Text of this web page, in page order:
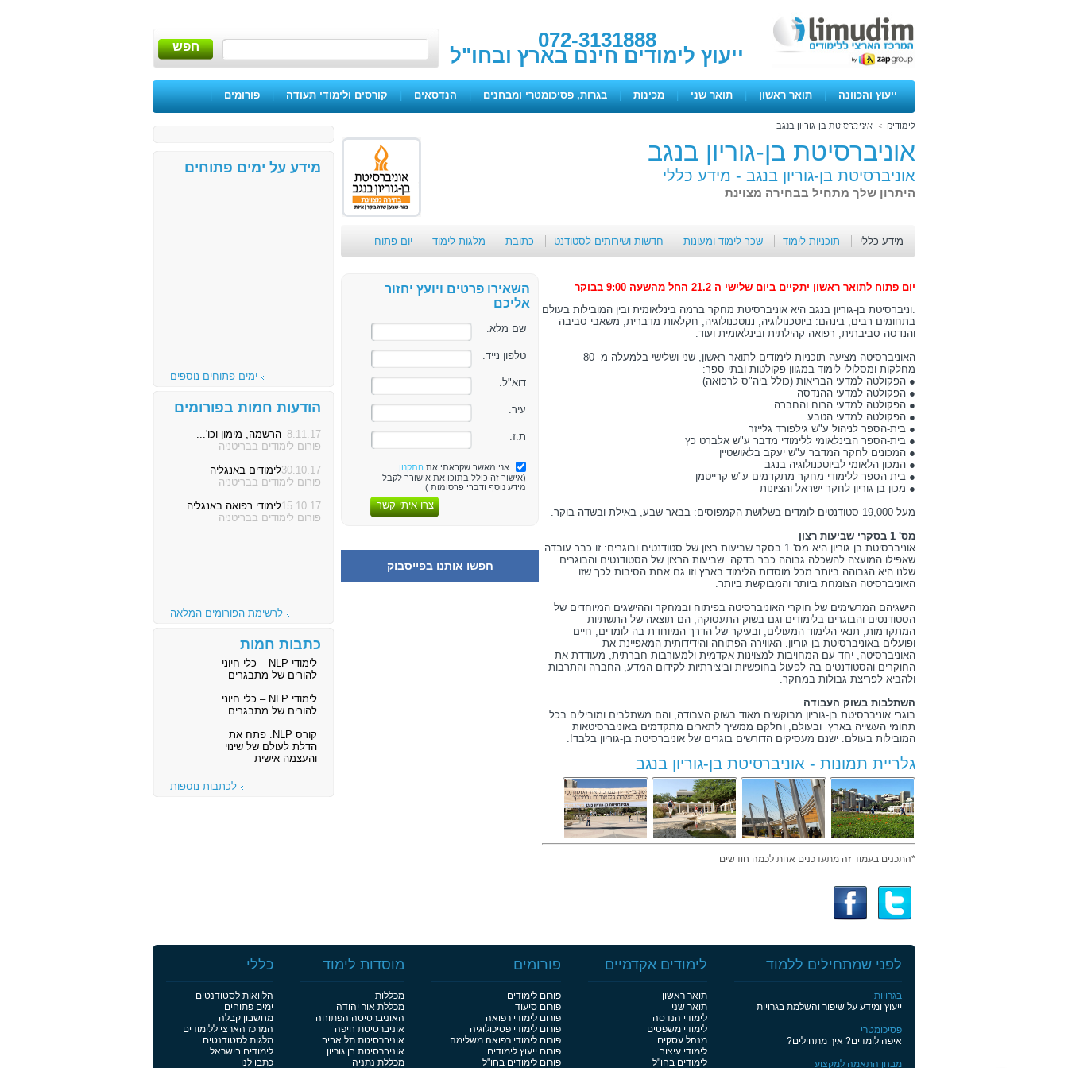
072-3131888
ייעוץ לימודים חינם בארץ ובחו"ל חפש
ייעוץ והכוונה | תואר ראשון | תואר שני | מכינות | בגרות, פסיכומטרי ומבחנים | הנדסאים | קורסים ולימודי תעודה | פורומים |
ימים פתוחיםלימודים > אוניברסיטת בן-גוריון בנגב
אוניברסיטת בן-גוריון בנגב
אוניברסיטת בן-גוריון בנגב - מידע כללי
היתרון שלך מתחיל בבחירה מצוינת
מידע כללי תוכניות לימוד שכר לימוד ומעונות חדשות ושירותים לסטודנט כתובת מלגות לימוד יום פתוח
השאירו פרטים ויועץ יחזור
אליכם
שם מלא:
טלפון נייד:
דוא"ל:
עיר:
ת.ז:
אני מאשר שקראתי את התקנון
(אישור זה כולל בתוכו את אישורך לקבל
מידע נוסף ודברי פרסומות ).
צרו איתי קשר
חפשו אותנו בפייסבוק
יום פתוח לתואר ראשון יתקיים ביום שלישי ה 21.2 החל מהשעה 9:00 בבוקר
.וניברסיטת בן-גוריון בנגב היא אוניברסיטת מחקר ברמה בינלאומית ובין המובילות בעולם
בתחומים רבים, בינהם: ביוטכנולוגיה, ננוטכנולוגיה, חקלאות מדברית, משאבי סביבה
והנדסה סביבתית, רפואה קהילתית ובינלאומית ועוד.
האוניברסיטה מציעה תוכניות לימודים לתואר ראשון, שני ושלישי בלמעלה מ- 80
מחלקות ומסלולי לימוד במגוון פקולטות ובתי ספר:
● הפקולטה למדעי הבריאות (כולל ביה"ס לרפואה)
● הפקולטה למדעי ההנדסה
● הפקולטה למדעי הרוח והחברה
● הפקולטה למדעי הטבע
● בית-הספר לניהול ע"ש גילפורד גלייזר
● בית-הספר הבינלאומי ללימודי מדבר ע"ש אלברט כץ
● המכונים לחקר המדבר ע"ש יעקב בלאושטיין
● המכון הלאומי לביוטכנולוגיה בנגב
● בית הספר ללימודי מחקר מתקדמים ע"ש קרייטמן
● מכון בן-גוריון לחקר ישראל והציונות
מעל 19,000 סטודנטים לומדים בשלושת הקמפוסים: בבאר-שבע, באילת ובשדה בוקר.
מס' 1 בסקרי שביעות רצון
אוניברסיטת בן גוריון היא מס' 1 בסקר שביעות רצון של סטודנטים ובוגרים: זו כבר עובדה
שאפילו המועצה להשכלה גבוהה כבר בדקה. שביעות הרצון של הסטודנטים והבוגרים
שלנו היא הגבוהה ביותר מכל מוסדות הלימוד בארץ וזו גם אחת הסיבות לכך שזו
האוניברסיטה הצומחת ביותר והמבוקשת ביותר.
הישגיהם המרשימים של חוקרי האוניברסיטה בפיתוח ובמחקר וההישגים המיוחדים של
הסטודנטים והבוגרים בלימודים וגם בשוק התעסוקה, הם תוצאה של התשתיות
המתקדמות, תנאי הלימוד המעולים, ובעיקר של הדרך המיוחדת בה לומדים, חיים
ופועלים באוניברסיטת בן-גוריון. האווירה הפתוחה והידידותית המאפיינת את
האוניברסיטה, יחד עם המחויבות למצוינות אקדמית ולמעורבות חברתית, מעודדת את
החוקרים והסטודנטים בה לפעול בחופשיות וביצירתיות לקידום המדע, החברה והתרבות
ולהביא לפריצת גבולות במחקר.
השתלבות בשוק העבודה
בוגרי אוניברסיטת בן-גוריון מבוקשים מאוד בשוק העבודה, והם משתלבים ומובילים בכל
תחומי העשייה בארץ ובעולם, וחלקם ממשיך לתארים מתקדמים באוניברסיטאות
המובילות בעולם. ישנם מעסיקים הדורשים בוגרים של אוניברסיטת בן-גוריון בלבד!.
גלריית תמונות - אוניברסיטת בן-גוריון בנגב
אומנויות לתואר ראשון
תואר כפול למצטיינים - הנדסת מכונות והנדסת חומרים
המסלול לתואר כפול - הנדסה ביורפואית ורפואה
הנדסה כימית לתואר ראשון
הנדסת חומרים לתואר ראשון
הנדסת חשמל ומחשבים לתואר ראשון
הנדסת מערכות מידע לתואר ראשון
הנדסת מערכות תקשורת לתואר ראשון
הנדסת תוכנה
*התכנים בעמוד זה מתעדכנים אחת לכמה חודשים
מידע על ימים פתוחים
ימים פתוחים נוספים
הודעות חמות בפורומים
8.11.17 הרשמה, מימון וכו'...
פורום לימודים בבריטניה
30.10.17לימודים באנגליה
פורום לימודים בבריטניה
15.10.17לימודי רפואה באנגליה
פורום לימודים בבריטניה
לרשימת הפורומים המלאה
כתבות חמות
לימודי NLP – כלי חיוני
להורים של מתבגרים
לימודי NLP – כלי חיוני
להורים של מתבגרים
קורס NLP: פתח את
הדלת לעולם של שינוי
והעצמה אישית
לכתבות נוספות
לפני שמתחילים ללמוד
בגרויות
ייעוץ ומידע על שיפור והשלמת בגרויות
פסיכומטרי
איפה לומדים? איך מתחילים?
מבחן התאמה למקצוע
לימודים אקדמיים
תואר ראשון
תואר שני
לימודי הנדסה
לימודי משפטים
מנהל עסקים
לימודי עיצוב
לימודים בחו"ל
פורומים
פורום לימודים
פורום סיעוד
פורום לימודי רפואה
פורום לימודי פסיכולוגיה
פורום לימודי רפואה משלימה
פורום ייעוץ לימודים
פורום לימודים בחו"ל
מוסדות לימוד
מכללות
מכללת אור יהודה
האוניברסיטה הפתוחה
אוניברסיטת חיפה
אוניברסיטת תל אביב
אוניברסיטת בן גוריון
מכללת נתניה
כללי
הלוואות לסטודנטים
ימים פתוחים
מחשבון קבלה
המרכז הארצי ללימודים
מלגות לסטודנטים
לימודים בישראל
כתבו לנו